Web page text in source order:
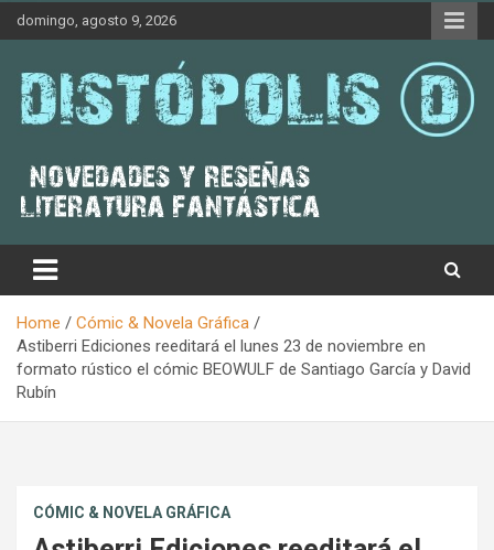
Skip
domingo, agosto 9, 2026
Distópolis
Home
Cómic & Novela Gráfica
Astiberri Ediciones reeditará el lunes 23 de noviembre en
formato rústico el cómic BEOWULF de Santiago García y David
Rubín
CÓMIC & NOVELA GRÁFICA